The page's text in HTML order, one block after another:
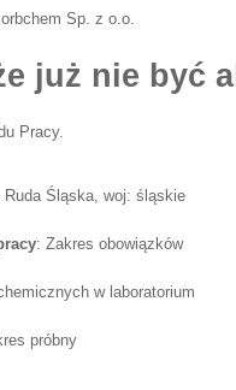
Sp. z o.o.
już nie być
Pracy.
Śląska, woj: śląskie
: Zakres obowiązków
w laboratorium
próbny